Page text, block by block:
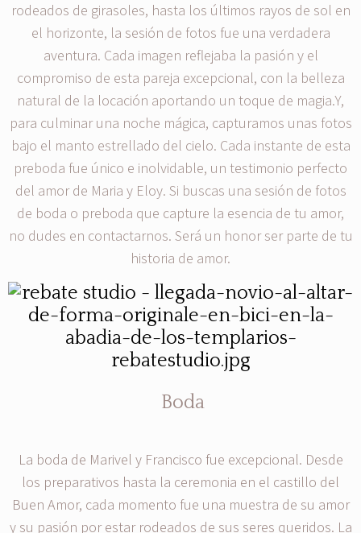
rodeados de girasoles, hasta los últimos rayos de sol en
el horizonte, la sesión de fotos fue una verdadera
aventura. Cada imagen reflejaba la pasión y el
compromiso de esta pareja excepcional, con la belleza
natural de la locación aportando un toque de magia.Y,
para culminar una noche mágica, capturamos unas fotos
bajo el manto estrellado del cielo. Cada instante de esta
preboda fue único e inolvidable, un testimonio perfecto
del amor de Maria y Eloy. Si buscas una sesión de fotos
de boda o preboda que capture la esencia de tu amor,
no dudes en contactarnos. Será un honor ser parte de tu
historia de amor.
Boda
La boda de Marivel y Francisco fue excepcional. Desde
los preparativos hasta la ceremonia en el castillo del
Buen Amor, cada momento fue una muestra de su amor
y su pasión por estar rodeados de sus seres queridos. La